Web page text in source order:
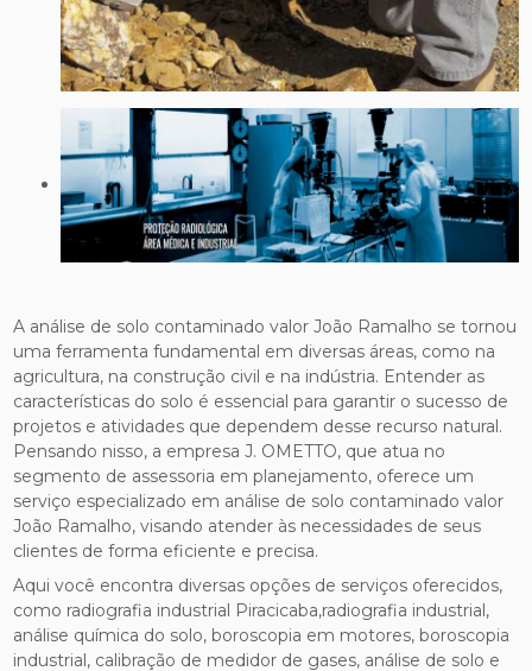
A análise de solo contaminado valor João Ramalho se tornou
uma ferramenta fundamental em diversas áreas, como na
agricultura, na construção civil e na indústria. Entender as
características do solo é essencial para garantir o sucesso de
projetos e atividades que dependem desse recurso natural.
Pensando nisso, a empresa J. OMETTO, que atua no
segmento de assessoria em planejamento, oferece um
serviço especializado em análise de solo contaminado valor
João Ramalho, visando atender às necessidades de seus
clientes de forma eficiente e precisa.
Aqui você encontra diversas opções de serviços oferecidos,
como radiografia industrial Piracicaba,radiografia industrial,
análise química do solo, boroscopia em motores, boroscopia
industrial, calibração de medidor de gases, análise de solo e